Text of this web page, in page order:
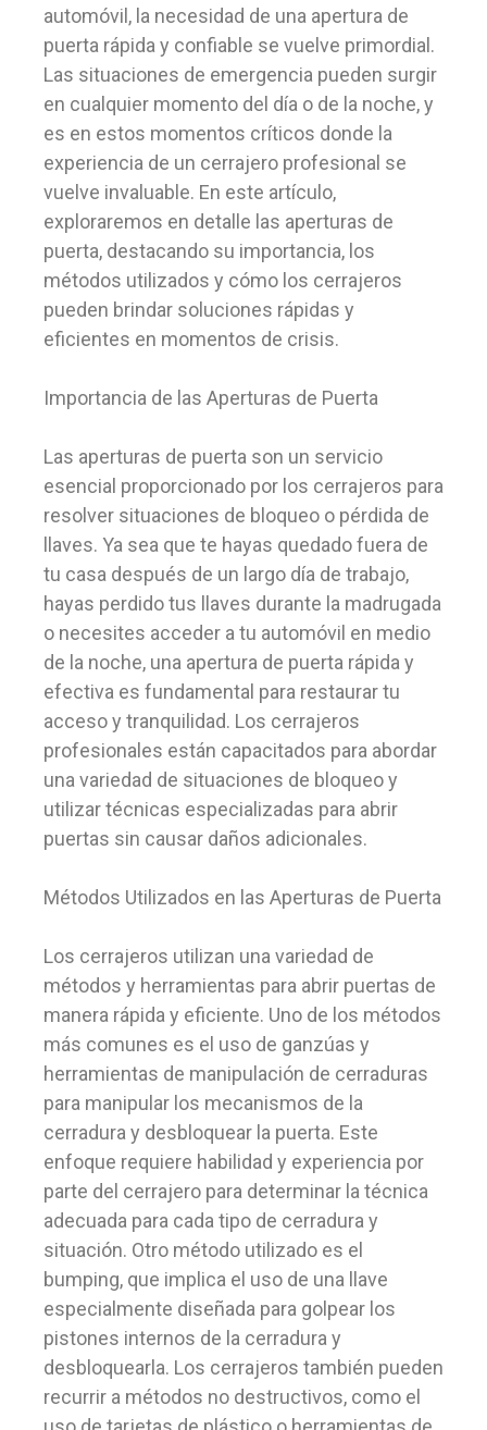
automóvil, la necesidad de una apertura de
puerta rápida y confiable se vuelve primordial.
Las situaciones de emergencia pueden surgir
en cualquier momento del día o de la noche, y
es en estos momentos críticos donde la
experiencia de un cerrajero profesional se
vuelve invaluable. En este artículo,
exploraremos en detalle las aperturas de
puerta, destacando su importancia, los
métodos utilizados y cómo los cerrajeros
pueden brindar soluciones rápidas y
eficientes en momentos de crisis.
Importancia de las Aperturas de Puerta
Las aperturas de puerta son un servicio
esencial proporcionado por los cerrajeros para
resolver situaciones de bloqueo o pérdida de
llaves. Ya sea que te hayas quedado fuera de
tu casa después de un largo día de trabajo,
hayas perdido tus llaves durante la madrugada
o necesites acceder a tu automóvil en medio
de la noche, una apertura de puerta rápida y
efectiva es fundamental para restaurar tu
acceso y tranquilidad. Los cerrajeros
profesionales están capacitados para abordar
una variedad de situaciones de bloqueo y
utilizar técnicas especializadas para abrir
puertas sin causar daños adicionales.
Métodos Utilizados en las Aperturas de Puerta
Los cerrajeros utilizan una variedad de
métodos y herramientas para abrir puertas de
manera rápida y eficiente. Uno de los métodos
más comunes es el uso de ganzúas y
herramientas de manipulación de cerraduras
para manipular los mecanismos de la
cerradura y desbloquear la puerta. Este
enfoque requiere habilidad y experiencia por
parte del cerrajero para determinar la técnica
adecuada para cada tipo de cerradura y
situación. Otro método utilizado es el
bumping, que implica el uso de una llave
especialmente diseñada para golpear los
pistones internos de la cerradura y
desbloquearla. Los cerrajeros también pueden
recurrir a métodos no destructivos, como el